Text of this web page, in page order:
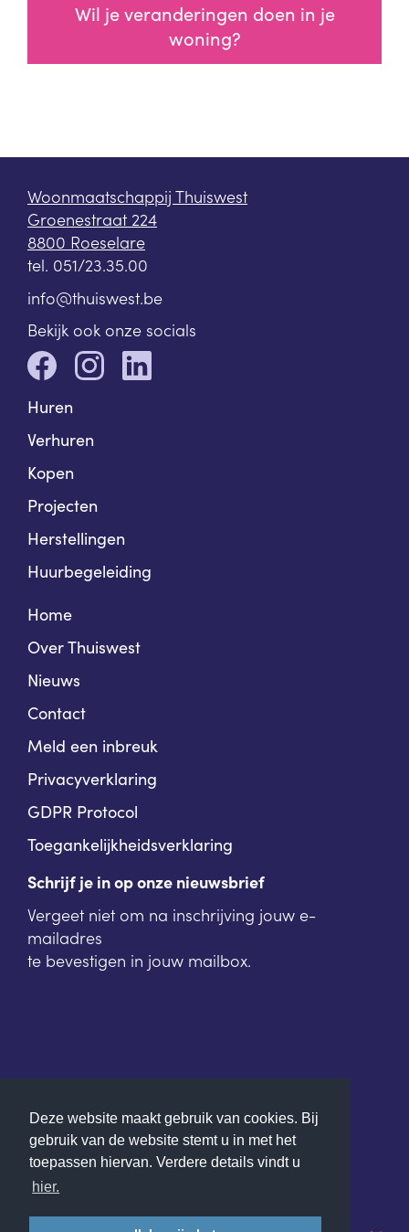
Deze website maakt gebruik van cookies. Bij
gebruik van de website stemt u in met het
toepassen hiervan. Verdere details vindt u
hier.
Wil je veranderingen doen in je
woning?
Woonmaatschappij Thuiswest
Groenestraat 224
8800 Roeselare
tel. 051/23.35.00
info@thuiswest.be
Bekijk ook onze socials
Huren
Verhuren
Kopen
Projecten
Herstellingen
Huurbegeleiding
Home
Over Thuiswest
Nieuws
Contact
Meld een inbreuk
Privacyverklaring
GDPR Protocol
Toegankelijkheidsverklaring
Schrijf je in op onze nieuwsbrief
Vergeet niet om na inschrijving jouw e-
mailadres
te bevestigen in jouw mailbox.